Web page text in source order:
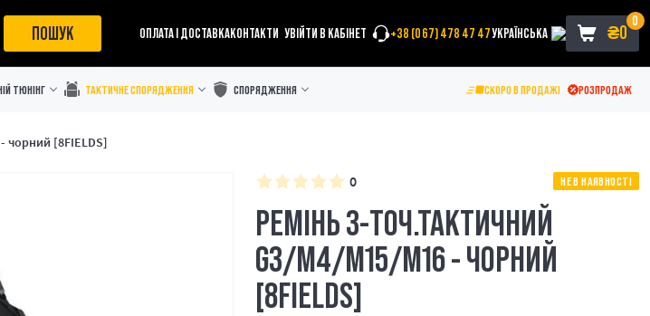
ПОШУК ОПЛАТА І ДОСТАВКАКОНТАКТИ УВІЙТИ В КАБІНЕТ +38 (067) 478 47 47УКРАЇНСЬКА
0
₴0
ТЮНІНГ ТАКТИЧНЕ СПОРЯДЖЕННЯ СПОРЯДЖЕННЯ СКОРО В ПРОДАЖІ РОЗПРОДАЖ
чорний [8FIELDS]
0 НЕ В НАЯВНОСТІ
РЕМІНЬ 3-ТОЧ.ТАКТИЧНИЙ
G3/M4/M15/M16 - ЧОРНИЙ
[8FIELDS]